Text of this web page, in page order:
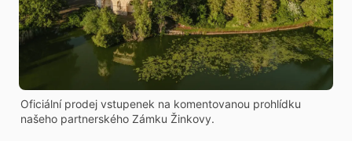
Oficiální prodej vstupenek na komentovanou prohlídku
našeho partnerského Zámku Žinkovy.